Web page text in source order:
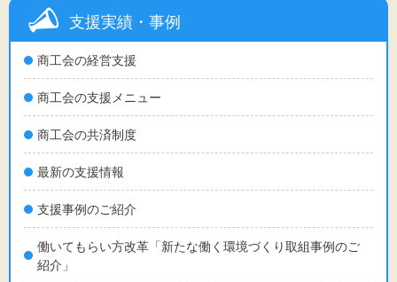
支援実績・事例
商工会の経営支援
商工会の支援メニュー
商工会の共済制度
最新の支援情報
支援事例のご紹介
働いてもらい方改革「新たな働く環境づくり取組事例のご
紹介」